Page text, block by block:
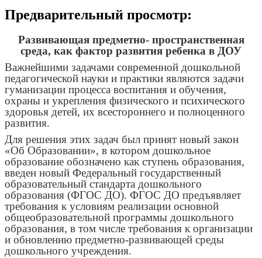
Предварительный просмотр:
Развивающая предметно- пространственная
среда, как фактор развития ребенка в ДОУ
Важнейшими задачами современной дошкольной
педагогической науки и практики являются задачи
гуманизации процесса воспитания и обучения,
охраны и укрепления физического и психического
здоровья детей, их всестороннего и полноценного
развития.
Для решения этих задач был принят новый закон
«Об Образовании», в котором дошкольное
образование обозначено как ступень образования,
введен новый Федеральный государственный
образовательный стандарта дошкольного
образования (ФГОС ДО). ФГОС ДО предъявляет
требования к условиям реализации основной
общеобразовательной программы дошкольного
образования, в том числе требования к организации
и обновлению предметно-развивающей среды
дошкольного учреждения.